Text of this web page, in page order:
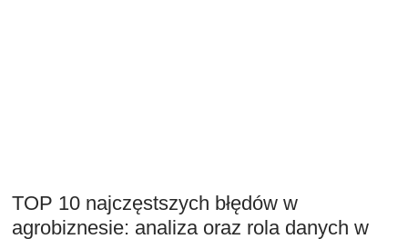
TOP 10 najczęstszych błędów w
agrobiznesie: analiza oraz rola danych w